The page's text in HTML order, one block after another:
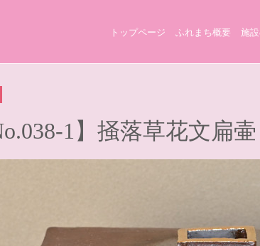
トップページ ふれまち概要 施
1】掻落草花文扁